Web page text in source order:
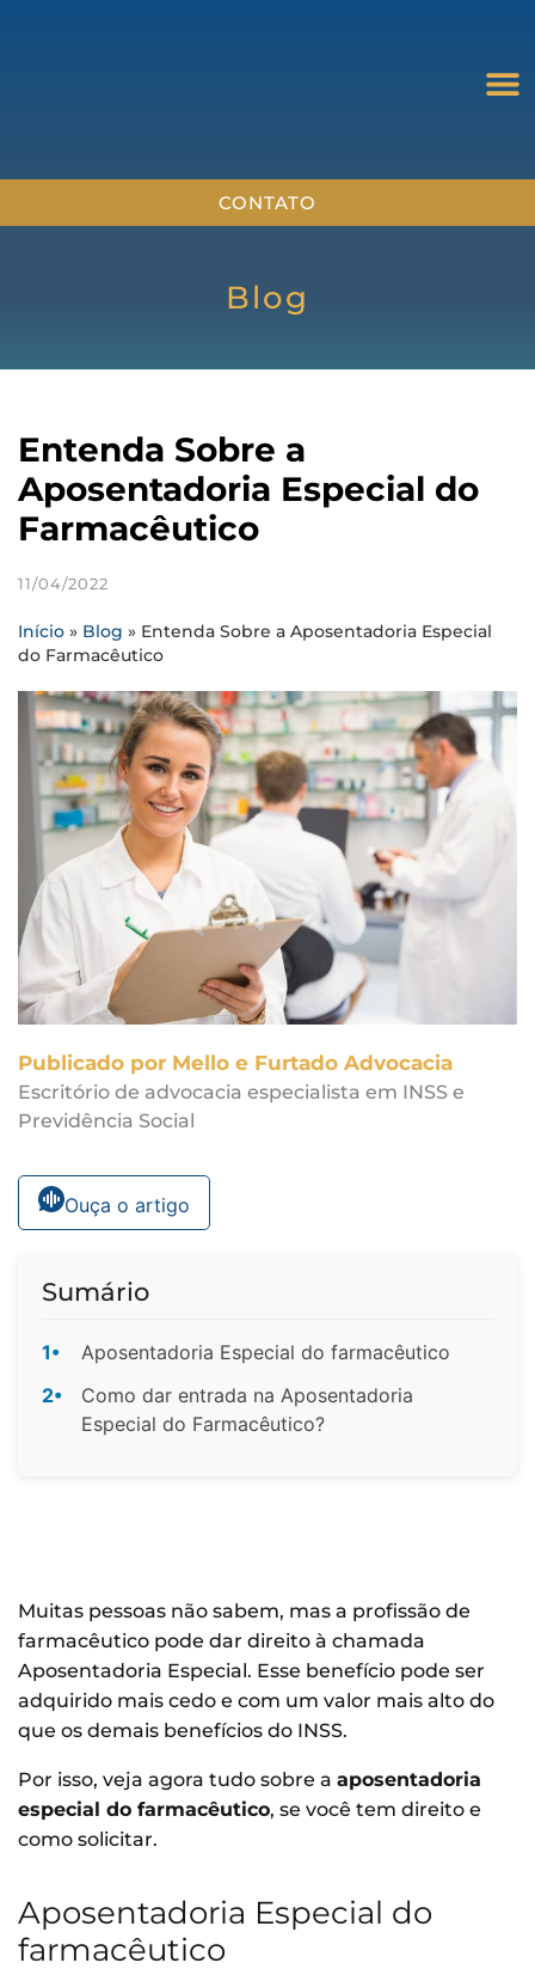
CONTATO
Blog
Entenda Sobre a
Aposentadoria Especial do
Farmacêutico
11/04/2022
Início » Blog » Entenda Sobre a Aposentadoria Especial
do Farmacêutico
Publicado por Mello e Furtado Advocacia
Escritório de advocacia especialista em INSS e
Previdência Social
Ouça o artigo
Sumário
1•
Aposentadoria Especial do farmacêutico
2•
Como dar entrada na Aposentadoria
Especial do Farmacêutico?
Muitas pessoas não sabem, mas a profissão de
farmacêutico pode dar direito à chamada
Aposentadoria Especial. Esse benefício pode ser
adquirido mais cedo e com um valor mais alto do
que os demais benefícios do INSS.
Por isso, veja agora tudo sobre a aposentadoria
especial do farmacêutico, se você tem direito e
como solicitar.
Aposentadoria Especial do
farmacêutico